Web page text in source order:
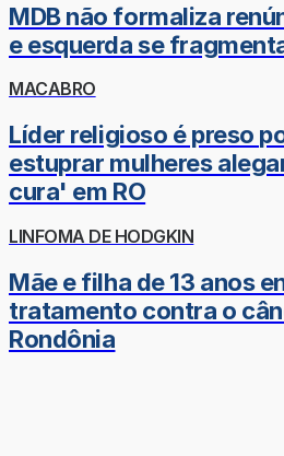
MDB não formaliza
e esquerda se
MACABRO
Líder religioso é preso
estuprar mulheres
cura' em RO
LINFOMA DE HODGKIN
Mãe e filha de 13 anos
tratamento contra o
Rondônia